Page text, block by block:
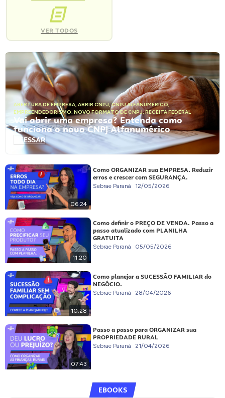
VER TODOS
ABERTURA DE EMPRESA, ABRIR CNPJ,CNPJ ALFANUMÉRICO,
EMPREENDEDORISMO, NOVO FORMATO DE CNPJ,RECEITA FEDERAL
Vai abrir uma empresa? Entenda como
funciona o novo CNPJ Alfanumérico
ACESSAR
06:24
Como ORGANIZAR sua EMPRESA. Reduzir
erros e crescer com SEGURANÇA.
Sebrae Paraná 12/05/2026
11:20
Como definir o PREÇO DE VENDA. Passo a
passo atualizado com PLANILHA
GRATUITA
Sebrae Paraná 05/05/2026
10:28
Como planejar a SUCESSÃO FAMILIAR do
NEGÓCIO.
Sebrae Paraná 28/04/2026
07:43
Passo a passo para ORGANIZAR sua
PROPRIEDADE RURAL
Sebrae Paraná 21/04/2026
EBOOKS